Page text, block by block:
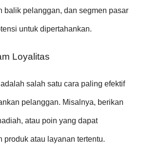
balik pelanggan, dan segmen pasar
untuk dipertahankan.
Loyalitas
salah satu cara paling efektif
pelanggan. Misalnya, berikan
atau poin yang dapat
produk atau layanan tertentu.